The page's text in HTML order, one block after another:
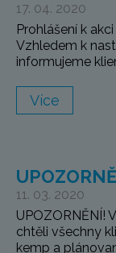
17. 04. 2020
Prohlášení k
Vzhledem k
informujeme
Více
11. 03. 2020
UPOZORNĚNÍ!
chtěli všechny
kemp a